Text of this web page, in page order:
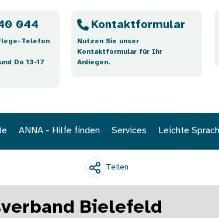
044
Telefon
Do 13-17
Kontaktformular
Nutzen Sie unser
Kontaktformular für Ihr
Anliegen.
ANNA - Hilfe finden Services Leichte
Teilen
Bielefeld